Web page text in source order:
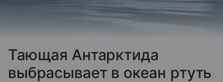
Тающая Антарктида
выбрасывает в океан ртуть